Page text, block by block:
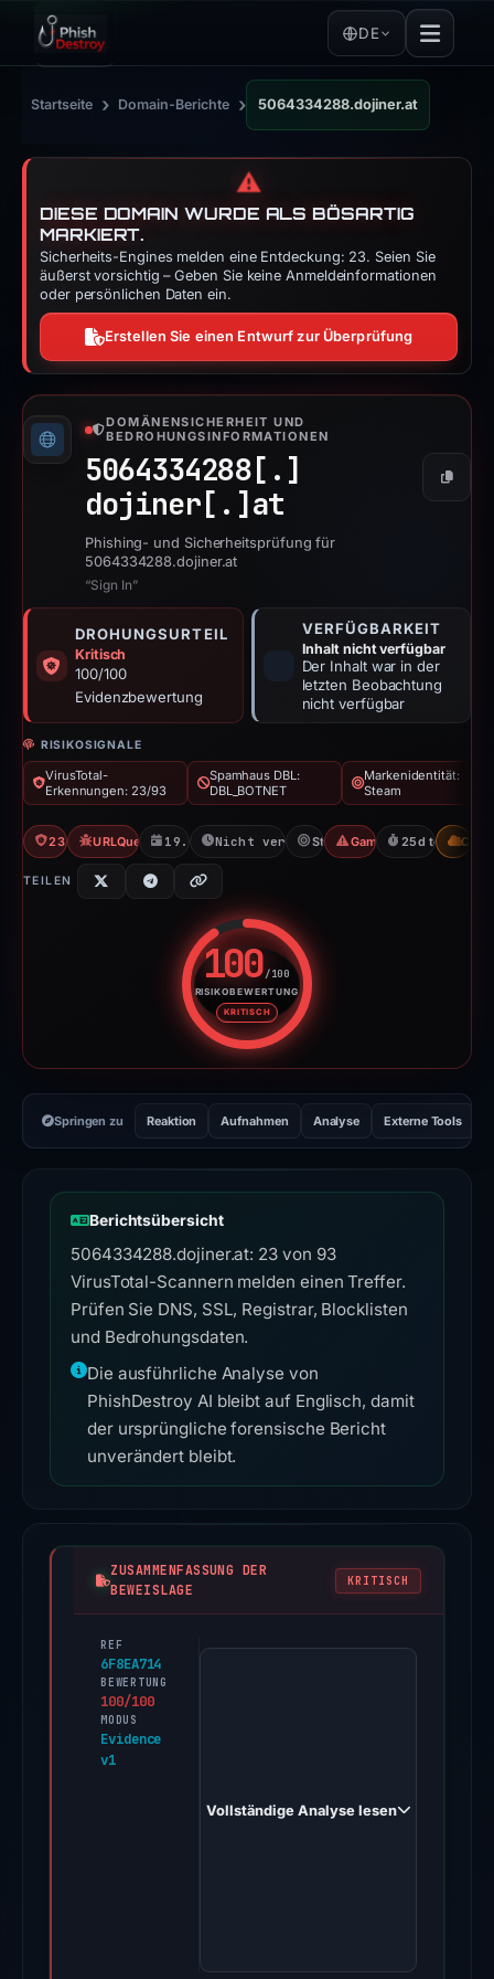
DE
Startseite › Domain-Berichte › 5064334288.dojiner.at
⚠️
DIESE DOMAIN WURDE ALS BÖSARTIG
MARKIERT.
Sicherheits-Engines melden eine Entdeckung: 23. Seien Sie
äußerst vorsichtig – Geben Sie keine Anmeldeinformationen
oder persönlichen Daten ein.
Erstellen Sie einen Entwurf zur Überprüfung
DOMÄNENSICHERHEIT UND
BEDROHUNGSINFORMATIONEN
5064334288[.]
dojiner[.] at
Phishing- und Sicherheitsprüfung für
5064334288.dojiner.at
“Sign In”
DROHUNGSURTEIL
Kritisch
100/100
Evidenzbewertung
VERFÜGBARKEIT
Inhalt nicht verfügbar
Der Inhalt war in der
letzten Beobachtung
nicht verfügbar
RISIKOSIGNALE
VirusTotal-
Erkennungen: 23/93
Spamhaus DBL:
DBL_BOTNET
Markenidentität:
Steam
23/93 VTURLQuery: 100 detections
19.02.2026Nicht verfügbar seit 24.02.2026
SteamGaming Scam
25d to CDN
TEILEN
100/100
RISIKOBEWERTUNG
KRITISCH
Risikobewertung: 100 von
Springen zu Reaktion Aufnahmen Analyse Externe Tools
Berichtsübersicht
5064334288.dojiner.at: 23 von 93
VirusTotal-Scannern melden einen Treffer.
Prüfen Sie DNS, SSL, Registrar, Blocklisten
und Bedrohungsdaten.
Die ausführliche Analyse von
PhishDestroy AI bleibt auf Englisch, damit
der ursprüngliche forensische Bericht
unverändert bleibt.
ZUSAMMENFASSUNG DER
BEWEISLAGE
KRITISCH
REF
6F8EA714
BEWERTUNG
100/100
MODUS
Evidence
v1
PhishDestroy
19,
Vollständige Analyse lesen